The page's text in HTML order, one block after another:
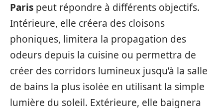
Paris peut répondre à différents objectifs.
Intérieure, elle créera des cloisons
phoniques, limitera la propagation des
odeurs depuis la cuisine ou permettra de
créer des corridors lumineux jusqu’à la salle
de bains la plus isolée en utilisant la simple
lumière du soleil. Extérieure, elle baignera